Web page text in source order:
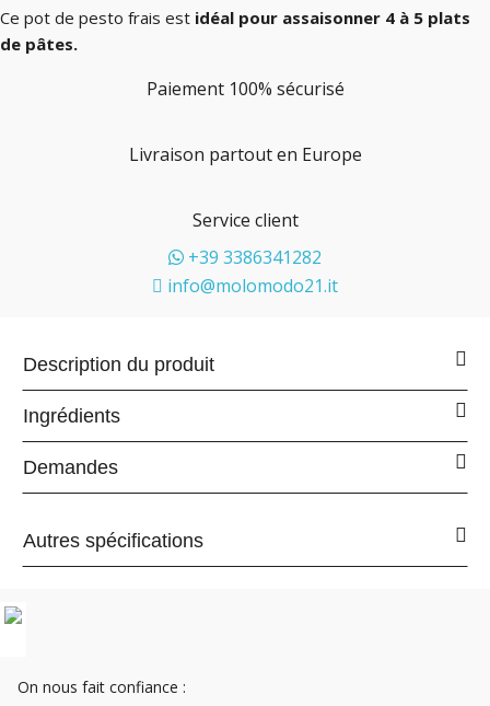
Ce pot de pesto frais est idéal pour assaisonner 4 à 5 plats
de pâtes.
Paiement 100% sécurisé
Livraison partout en Europe
Service client
+39 3386341282
info@molomodo21.it
Description du produit
Ingrédients
Demandes
Autres spécifications
On nous fait confiance :